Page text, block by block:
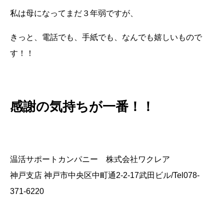
私は母になってまだ３年弱ですが、
きっと、電話でも、手紙でも、なんでも嬉しいもので
す！！
感謝の気持ちが一番！！
温活サポートカンパニー 株式会社ワクレア
神戸支店 神戸市中央区中町通2-2-17武田ビル/Tel078-
371-6220